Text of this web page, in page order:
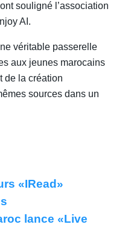
souligné l’association
AI.
véritable passerelle
aux jeunes marocains
de la création
sources dans un
«IRead»
lance «Live